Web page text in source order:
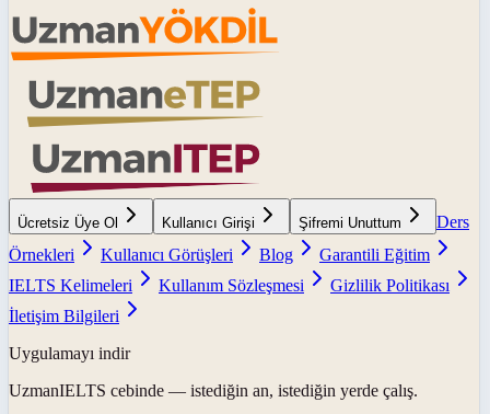
Ücretsiz Üye Ol Kullanıcı Girişi Şifremi Unuttum
Ders
Örnekleri
Kullanıcı Görüşleri Blog
Garantili Eğitim
IELTS Kelimeleri
Kullanım Sözleşmesi
Gizlilik Politikası
İletişim Bilgileri
Uygulamayı indir
UzmanIELTS cebinde — istediğin an, istediğin yerde çalış.